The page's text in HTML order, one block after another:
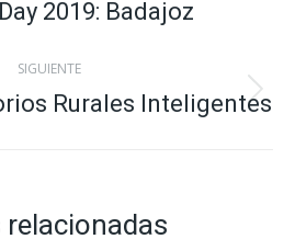
Publicación
2019: Badajoz
SIGUIENTE
Publicación
Rurales Inteligentes